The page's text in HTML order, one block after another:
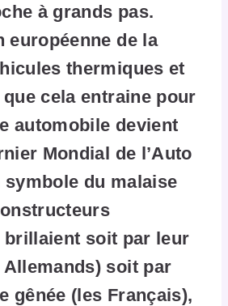
à grands pas.
européenne de la
thermiques et
cela entraine pour
automobile devient
Mondial de l’Auto
symbole du malaise
soit par leur
Allemands) soit par
gênée (les Français),